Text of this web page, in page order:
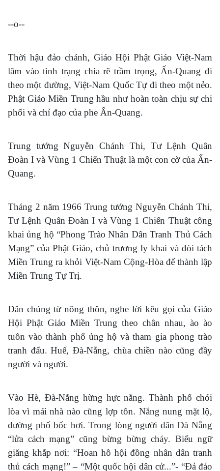
--o--
Thời hậu đảo chánh, Giáo Hội Phật Giáo Việt-Nam
lâm vào tình trạng chia rẽ trầm trọng, Ấn-Quang đi
theo một đường, Việt-Nam Quốc Tự đi theo một nẻo.
Phật Giáo Miền Trung hầu như hoàn toàn chịu sự chi
phối và chỉ đạo của phe Ấn-Quang.
Trung tướng Nguyễn Chánh Thi, Tư Lệnh Quân
Đoàn I và Vùng 1 Chiến Thuật là một con cờ của Ấn-
Quang.
Tháng 2 năm 1966 Trung tướng Nguyễn Chánh Thi,
Tư Lệnh Quân Đoàn I và Vùng 1 Chiến Thuật công
khai ủng hộ “Phong Trào Nhân Dân Tranh Thủ Cách
Mạng” của Phật Giáo, chủ trương ly khai và đòi tách
Miền Trung ra khỏi Việt-Nam Cộng-Hòa để thành lập
Miền Trung Tự Trị.
Dân chúng từ nông thôn, nghe lời kêu gọi của Giáo
Hội Phật Giáo Miền Trung theo chân nhau, ào ào
tuôn vào thành phố ủng hộ và tham gia phong trào
tranh đấu. Huế, Đà-Nẵng, chùa chiền nào cũng đầy
người và người.
Vào Hè, Đà-Nẵng hừng hực nắng. Thành phố chói
lòa vì mái nhà nào cũng lợp tôn. Nắng nung mặt lộ,
đường phố bốc hơi. Trong lòng người dân Đà Nẵng
“lửa cách mạng” cũng bừng bừng cháy. Biểu ngữ
giăng khắp nơi: “Hoan hô hội đồng nhân dân tranh
thủ cách mạng!” – “Một quốc hội dân cử...”- “Đả đảo